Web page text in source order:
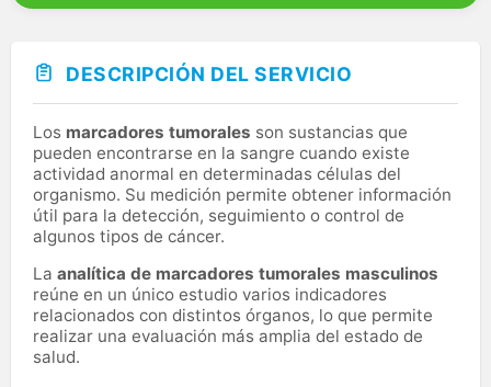
DESCRIPCIÓN DEL SERVICIO
Los marcadores tumorales son sustancias que
pueden encontrarse en la sangre cuando existe
actividad anormal en determinadas células del
organismo. Su medición permite obtener información
útil para la detección, seguimiento o control de
algunos tipos de cáncer.
La analítica de marcadores tumorales masculinos
reúne en un único estudio varios indicadores
relacionados con distintos órganos, lo que permite
realizar una evaluación más amplia del estado de
salud.